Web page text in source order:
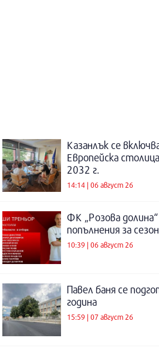
Казанлък се
Европейска
2032 г.
14:14 | 06 август 26
ФК „Розова
попълнения за
10:39 | 06 август 26
Павел баня се
година
15:59 | 07 август 26